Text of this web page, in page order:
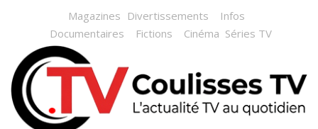
Magazines Divertissements
Infos
Documentaires
Fictions Cinéma Séries TV